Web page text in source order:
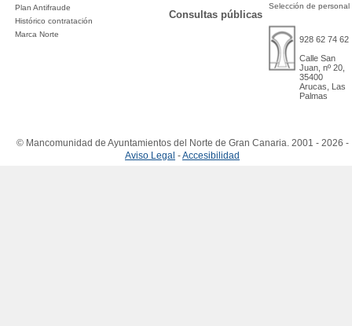
Plan Antifraude
Histórico contratación
Marca Norte
Consultas públicas
Selección de personal
928 62 74 62
Calle San
Juan, nº 20,
35400
Arucas, Las
Palmas
© Mancomunidad de Ayuntamientos del Norte de Gran Canaria. 2001 - 2026 -
Aviso Legal -Accesibilidad